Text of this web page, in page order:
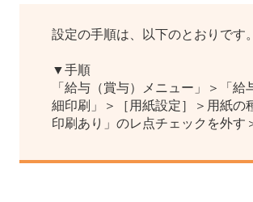
設定の手順は、以下のとおりです。
▼手順
「給与（賞与）メニュー」＞「給
細印刷」＞［用紙設定］＞用紙の
印刷あり」のレ点チェックを外す